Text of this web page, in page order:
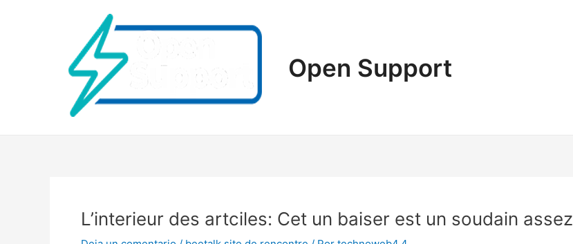
Open Support
L’interieur des artciles: Cet un baiser est un soudain assez